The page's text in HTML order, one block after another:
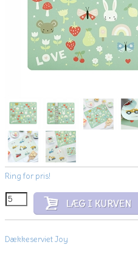
Ring for pris!
Dækkeserviet Joy